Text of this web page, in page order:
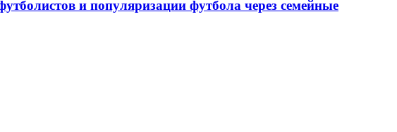
и популяризации футбола через семейные